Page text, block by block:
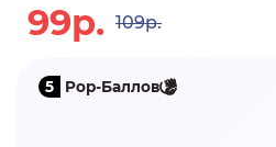
99р. 109р.
5 Pop-Баллов